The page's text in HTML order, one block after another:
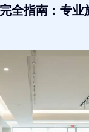
全指南：专业